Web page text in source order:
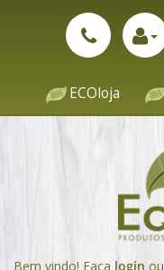
ECOloja
Bem vindo! Faça login ou